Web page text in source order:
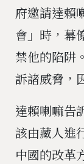
府邀請達賴
會」時，幕
禁他的陷阱
訴諸威脅，
達賴喇嘛告
該由藏人進
中國的改革